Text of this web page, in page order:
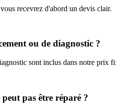
recevrez d'abord un devis clair.
ou de diagnostic ?
sont inclus dans notre prix
pas être réparé ?